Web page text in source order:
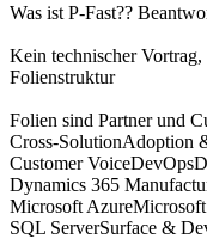
Was ist P-Fast??
Kein technischer
Folienstruktur
Folien sind Partner und
Cross-SolutionAdoption
Customer VoiceDevOps
Dynamics 365
Microsoft AzureMicrosoft
SQL ServerSurface &